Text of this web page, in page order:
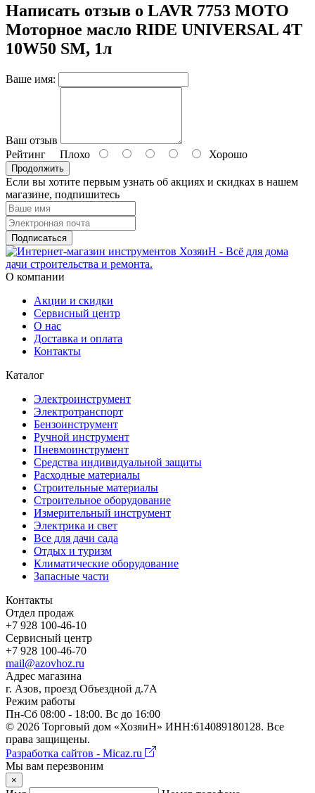
Написать отзыв о LAVR 7753 MOTO
Моторное масло RIDE UNIVERSAL 4T
10W50 SM, 1л
Ваше имя:
Ваш отзыв
Рейтинг Плохо Хорошо
Продолжить
Если вы хотите первым узнать об акциях и скидках в нашем
магазине, подпишитесь
Подписаться
О компании
Акции и скидки
Сервисный центр
О нас
Доставка и оплата
Контакты
Каталог
Электроинструмент
Электротранспорт
Бензоинструмент
Ручной инструмент
Пневмоинструмент
Средства индивидуальной защиты
Расходные материалы
Строительные материалы
Строительное оборудование
Измерительный инструмент
Электрика и свет
Все для дачи сада
Отдых и туризм
Климатические оборудование
Запасные части
Контакты
Отдел продаж
+7 928 100-46-10
Сервисный центр
+7 928 100-46-70
mail@azovhoz.ru
Адрес магазина
г. Азов, проезд Объездной д.7А
Режим работы
Пн-Сб 08:00 - 18:00. Вс до 16:00
© 2026 Торговый дом «ХозяиН» ИНН:614089180128. Все
права защищены.
Разработка сайтов - Micaz.ru
Мы вам перезвоним
×